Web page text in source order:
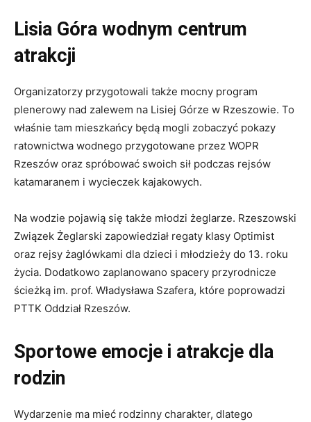
Lisia Góra wodnym centrum
atrakcji
Organizatorzy przygotowali także mocny program
plenerowy nad zalewem na Lisiej Górze w Rzeszowie. To
właśnie tam mieszkańcy będą mogli zobaczyć pokazy
ratownictwa wodnego przygotowane przez WOPR
Rzeszów oraz spróbować swoich sił podczas rejsów
katamaranem i wycieczek kajakowych.
Na wodzie pojawią się także młodzi żeglarze. Rzeszowski
Związek Żeglarski zapowiedział regaty klasy Optimist
oraz rejsy żaglówkami dla dzieci i młodzieży do 13. roku
życia. Dodatkowo zaplanowano spacery przyrodnicze
ścieżką im. prof. Władysława Szafera, które poprowadzi
PTTK Oddział Rzeszów.
Sportowe emocje i atrakcje dla
rodzin
Wydarzenie ma mieć rodzinny charakter, dlatego